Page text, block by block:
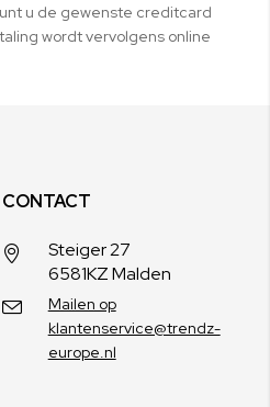
u de gewenste creditcard
wordt vervolgens online
CONTACT
Steiger 27
6581KZ Malden
Mailen op
klantenservice@trendz-
europe.nl